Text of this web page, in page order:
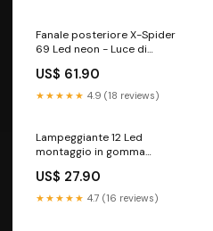
Fanale posteriore X-Spider
69 Led neon - Luce di
di direzione, retromarcia,
targa, catarifrangente - 12V-
24V Attacco:Bayonet 5 pin
US$ 61.90
★★★★★ 4.9 (18 reviews)
Lampeggiante 12 Led
montaggio in gomma
di lampeggio - ECE R10 R65
- IP67 - 12V-24V
US$ 27.90
★★★★★ 4.7 (16 reviews)